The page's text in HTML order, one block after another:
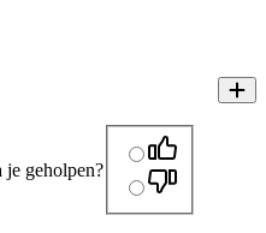
je geholpen?